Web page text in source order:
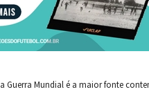
Guerra Mundial é a maior fonte